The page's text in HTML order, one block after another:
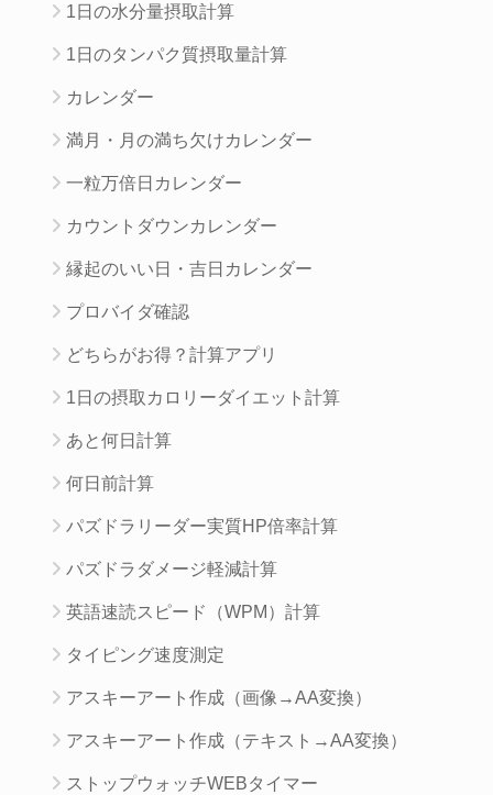
1日の水分量摂取計算
1日のタンパク質摂取量計算
カレンダー
満月・月の満ち欠けカレンダー
一粒万倍日カレンダー
カウントダウンカレンダー
縁起のいい日・吉日カレンダー
プロバイダ確認
どちらがお得？計算アプリ
1日の摂取カロリーダイエット計算
あと何日計算
何日前計算
パズドラリーダー実質HP倍率計算
パズドラダメージ軽減計算
英語速読スピード（WPM）計算
タイピング速度測定
アスキーアート作成（画像→AA変換）
アスキーアート作成（テキスト→AA変換）
ストップウォッチWEBタイマー